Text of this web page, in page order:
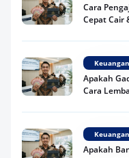
Cara
Cepat Cair
Keuangan
Apakah
Cara
Keuangan
Apakah